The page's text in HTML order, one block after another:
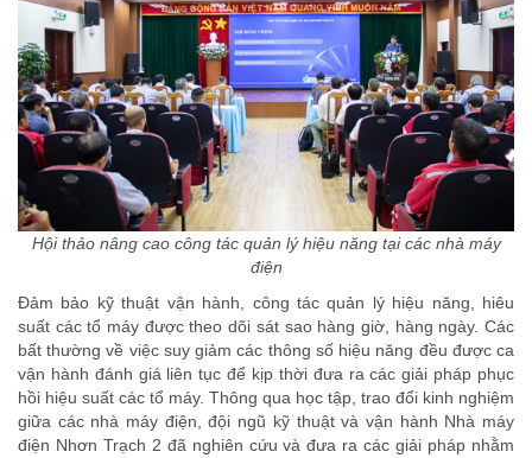
Hội thảo nâng cao công tác quản lý hiệu năng tại các nhà máy
điện
Đảm bảo kỹ thuật vận hành, công tác quản lý hiệu năng, hiêu
suất các tổ máy được theo dõi sát sao hàng giờ, hàng ngày. Các
bất thường về việc suy giảm các thông số hiệu năng đều được ca
vận hành đánh giá liên tục để kịp thời đưa ra các giải pháp phục
hồi hiệu suất các tổ máy. Thông qua học tập, trao đổi kinh nghiệm
giữa các nhà máy điện, đội ngũ kỹ thuật và vận hành Nhà máy
điện Nhơn Trạch 2 đã nghiên cứu và đưa ra các giải pháp nhằm